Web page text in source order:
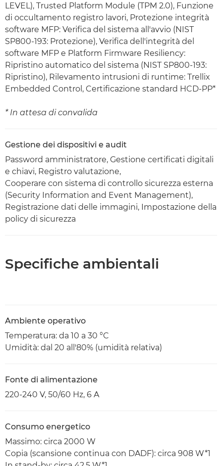
LEVEL), Trusted Platform Module (TPM 2.0), Funzione
di occultamento registro lavori, Protezione integrità
software MFP: Verifica del sistema all'avvio (NIST
SP800-193: Protezione), Verifica dell'integrità del
software MFP e Platform Firmware Resiliency:
Ripristino automatico del sistema (NIST SP800-193:
Ripristino), Rilevamento intrusioni di runtime: Trellix
Embedded Control, Certificazione standard HCD-PP*
* In attesa di convalida
Gestione dei dispositivi e audit
Password amministratore, Gestione certificati digitali
e chiavi, Registro valutazione,
Cooperare con sistema di controllo sicurezza esterna
(Security Information and Event Management),
Registrazione dati delle immagini, Impostazione della
policy di sicurezza
Specifiche ambientali
Ambiente operativo
Temperatura: da 10 a 30 °C
Umidità: dal 20 all'80% (umidità relativa)
Fonte di alimentazione
220-240 V, 50/60 Hz, 6 A
Consumo energetico
Massimo: circa 2000 W
Copia (scansione continua con DADF): circa 908 W*1